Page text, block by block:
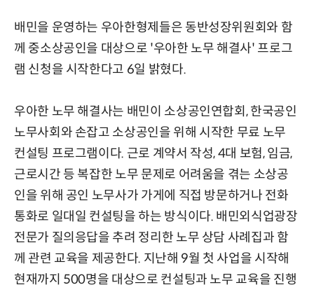
배민을 운영하는 우아한형제들은 동반성장위원회와 함
께 중소상공인을 대상으로 '우아한 노무 해결사' 프로그
램 신청을 시작한다고 6일 밝혔다.
우아한 노무 해결사는 배민이 소상공인연합회, 한국공인
노무사회와 손잡고 소상공인을 위해 시작한 무료 노무
컨설팅 프로그램이다. 근로 계약서 작성, 4대 보험, 임금,
근로시간 등 복잡한 노무 문제로 어려움을 겪는 소상공
인을 위해 공인 노무사가 가게에 직접 방문하거나 전화
통화로 일대일 컨설팅을 하는 방식이다. 배민외식업광장
전문가 질의응답을 추려 정리한 노무 상담 사례집과 함
께 관련 교육을 제공한다. 지난해 9월 첫 사업을 시작해
현재까지 500명을 대상으로 컨설팅과 노무 교육을 진행